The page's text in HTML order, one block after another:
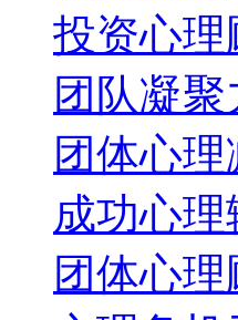
投资心理
团队凝聚
团体心理
成功心理
团体心理